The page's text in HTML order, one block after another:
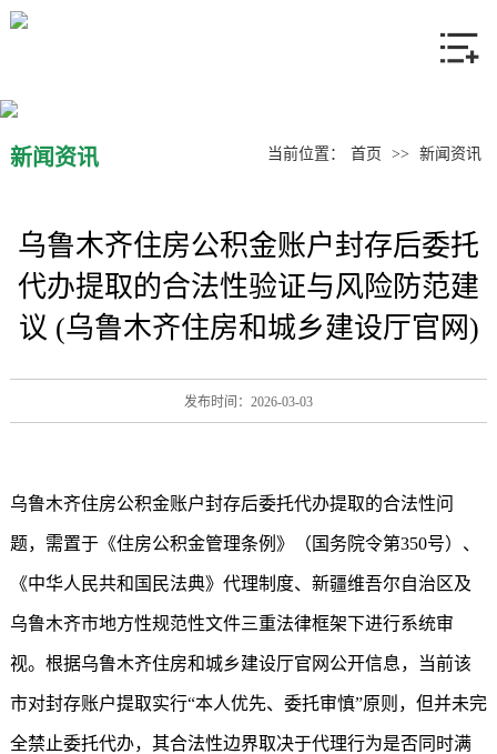
产品中心
联系我们
新闻资讯 当前位置： 首页 >> 新闻资讯
乌鲁木齐住房公积金账户封存后委托
代办提取的合法性验证与风险防范建
议 (乌鲁木齐住房和城乡建设厅官网)
发布时间：2026-03-03
乌鲁木齐住房公积金账户封存后委托代办提取的合法性问
题，需置于《住房公积金管理条例》（国务院令第350号）、
《中华人民共和国民法典》代理制度、新疆维吾尔自治区及
乌鲁木齐市地方性规范性文件三重法律框架下进行系统审
视。根据乌鲁木齐住房和城乡建设厅官网公开信息，当前该
市对封存账户提取实行“本人优先、委托审慎”原则，但并未完
全禁止委托代办，其合法性边界取决于代理行为是否同时满